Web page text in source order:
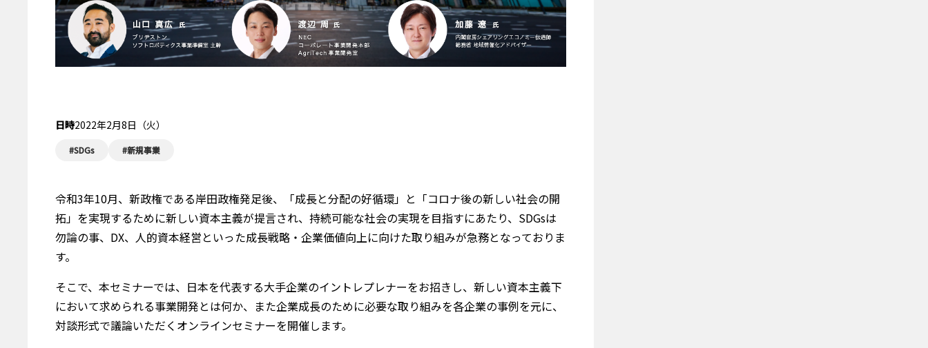
日時2022年2月8日（火）
#SDGs #新規事業
令和3年10月、新政権である岸田政権発足後、「成長と分配の好循環」と「コロナ後の新しい社会の開
拓」を実現するために新しい資本主義が提言され、持続可能な社会の実現を目指すにあたり、SDGsは
勿論の事、DX、人的資本経営といった成長戦略・企業価値向上に向けた取り組みが急務となっておりま
す。
そこで、本セミナーでは、日本を代表する大手企業のイントレプレナーをお招きし、新しい資本主義下
において求められる事業開発とは何か、また企業成長のために必要な取り組みを各企業の事例を元に、
対談形式で議論いただくオンラインセミナーを開催します。